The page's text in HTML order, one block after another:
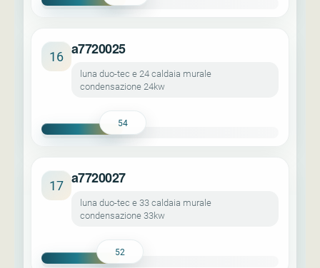
16 a7720025
luna duo-tec e 24 caldaia murale
condensazione 24kw
54
17 a7720027
luna duo-tec e 33 caldaia murale
condensazione 33kw
52